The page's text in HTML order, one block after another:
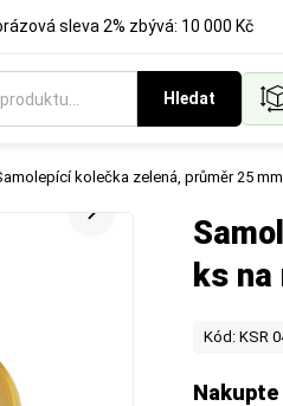
sleva 2% zbývá: 10 000 Kč
Hledat
kolečka zelená, průměr 25
ks na
Kód: KSR